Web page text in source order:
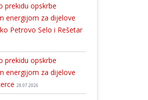
prekidu opskrbe
energijom za dijelove
Petrovo Selo i Rešetar
prekidu opskrbe
energijom za dijelove
28.07.2026